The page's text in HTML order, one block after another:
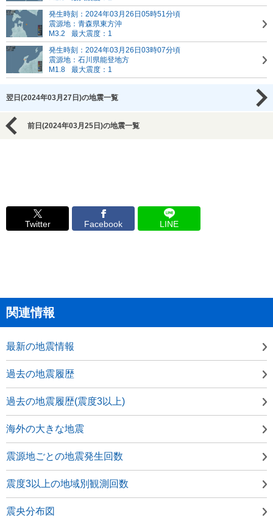
発生時刻：2024年03月26日05時51分頃
震源地：青森県東方沖
M3.2
最大震度：1
発生時刻：2024年03月26日03時07分頃
震源地：石川県能登地方
M1.8
最大震度：1
翌日(2024年03月27日)の地震一覧
前日(2024年03月25日)の地震一覧
Twitter Facebook LINE
関連情報
最新の地震情報
過去の地震履歴
過去の地震履歴(震度3以上)
海外の大きな地震
震源地ごとの地震発生回数
震度3以上の地域別観測回数
震央分布図